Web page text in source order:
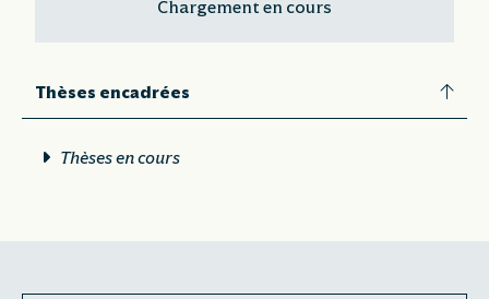
Chargement en cours
Thèses encadrées
Thèses en cours